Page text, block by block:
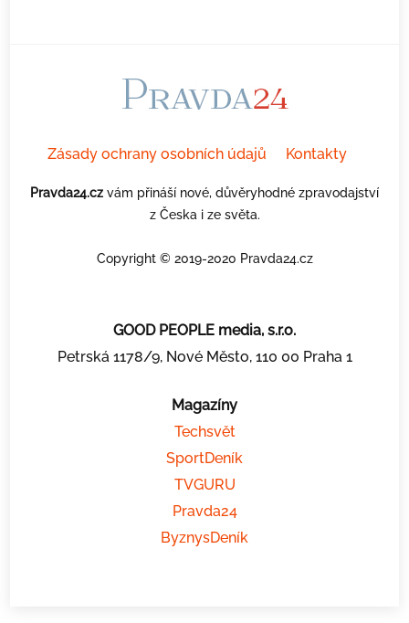
Zásady ochrany osobních údajů Kontakty
Pravda24.cz vám přináší nové, důvěryhodné zpravodajství
z Česka i ze světa.
Copyright © 2019-2020 Pravda24.cz
GOOD PEOPLE media, s.r.o.
Petrská 1178/9, Nové Město, 110 00 Praha 1
Magazíny
Techsvět
SportDeník
TVGURU
Pravda24
ByznysDeník